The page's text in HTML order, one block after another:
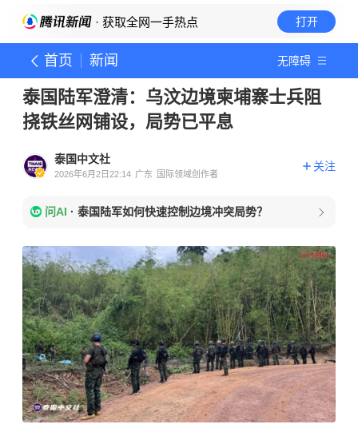
· 获取全网一手热点 打开
首页 新闻 无障碍
泰国陆军澄清：乌汶边境柬埔寨士兵阻
挠铁丝网铺设，局势已平息
泰国中文社
2026年6月2日22:14 广东 国际领域创作者
关注
问AI · 泰国陆军如何快速控制边境冲突局势？